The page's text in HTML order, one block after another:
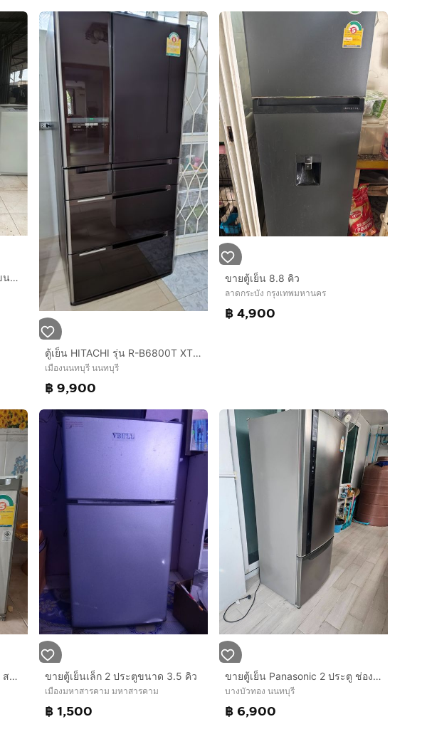
ขายตู้เย็นมือสองยี่ห้อ Toshiba ขนาด 10 คิวสภาพสวยพร้อมใช้งาน 3500 บาท
ตู้เย็น HITACHI รุ่น R-B6800T XT 6 ประตู ขนาด 24.5 คิว งานช่าง ปรับนิดหน่อยใช้งานได้
เมืองนนทบุรี นนทบุรี
฿ 9,900
ขายตู้เย็น 8.8 คิว
ลาดกระบัง กรุงเทพมหานคร
฿ 4,900
ขายตู้เย็น 4 คิว ยี่ห้อ Electrolux สภาพพร้อมใช้งาน ขายตู้เย็นเล็ก 2 ประตูขนาด 3.5 คิว
เมืองมหาสารคาม มหาสารคาม
฿ 1,500
ขายตู้เย็น Panasonic 2 ประตู ช่องแช่แข็งล่าง ขนาด 14.4 คิว 407 ลิตร
บางบัวทอง นนทบุรี
฿ 6,900